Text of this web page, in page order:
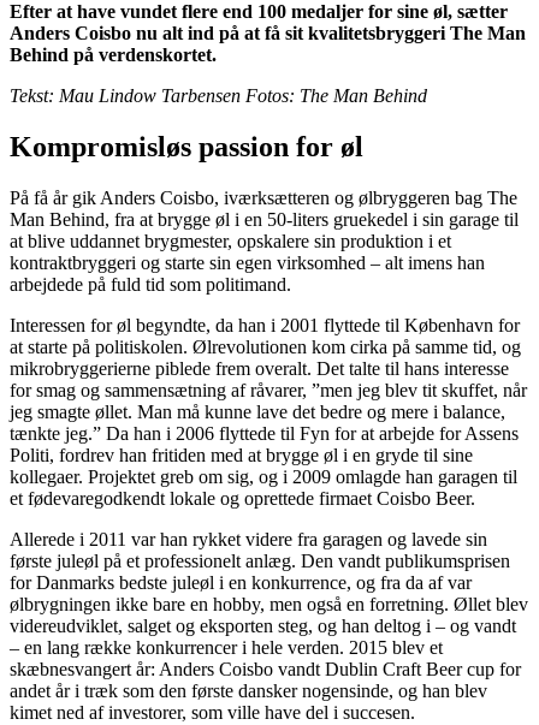
Efter at have vundet flere end 100 medaljer for sine øl, sætter
Anders Coisbo nu alt ind på at få sit kvalitetsbryggeri The Man
Behind på verdenskortet.
Tekst: Mau Lindow Tarbensen Fotos: The Man Behind
Kompromisløs passion for øl
På få år gik Anders Coisbo, iværksætteren og ølbryggeren bag The
Man Behind, fra at brygge øl i en 50-liters gruekedel i sin garage til
at blive uddannet brygmester, opskalere sin produktion i et
kontraktbryggeri og starte sin egen virksomhed – alt imens han
arbejdede på fuld tid som politimand.
Interessen for øl begyndte, da han i 2001 flyttede til København for
at starte på politiskolen. Ølrevolutionen kom cirka på samme tid, og
mikrobryggerierne piblede frem overalt. Det talte til hans interesse
for smag og sammensætning af råvarer, ”men jeg blev tit skuffet, når
jeg smagte øllet. Man må kunne lave det bedre og mere i balance,
tænkte jeg.” Da han i 2006 flyttede til Fyn for at arbejde for Assens
Politi, fordrev han fritiden med at brygge øl i en gryde til sine
kollegaer. Projektet greb om sig, og i 2009 omlagde han garagen til
et fødevaregodkendt lokale og oprettede firmaet Coisbo Beer.
Allerede i 2011 var han rykket videre fra garagen og lavede sin
første juleøl på et professionelt anlæg. Den vandt publikumsprisen
for Danmarks bedste juleøl i en konkurrence, og fra da af var
ølbrygningen ikke bare en hobby, men også en forretning. Øllet blev
videreudviklet, salget og eksporten steg, og han deltog i – og vandt
– en lang række konkurrencer i hele verden. 2015 blev et
skæbnesvangert år: Anders Coisbo vandt Dublin Craft Beer cup for
andet år i træk som den første dansker nogensinde, og han blev
kimet ned af investorer, som ville have del i succesen.